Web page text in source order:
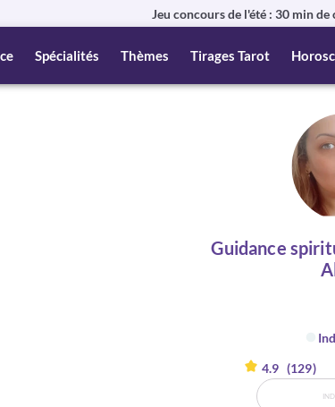
Jeu concours de l'été : 30 min
Spécialités Thèmes Tirages Tarot
Guidance
4.9 (129)